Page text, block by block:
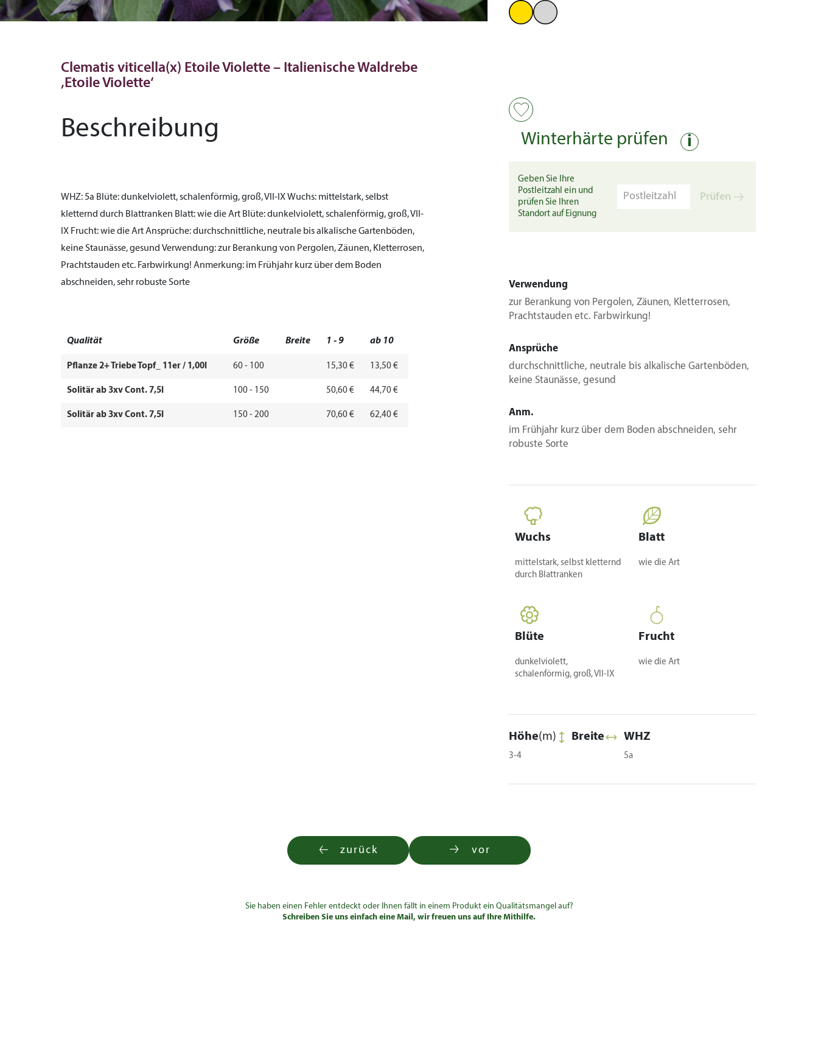
Clematis viticella(x) Etoile Violette – Italienische Waldrebe
‚Etoile Violette‘
Beschreibung
WHZ:5a Blüte:dunkelviolett, schalenförmig, groß, VII-IXWuchs: mittelstark, selbst
kletternd durch Blattranken Blatt:wie die Art Blüte:dunkelviolett, schalenförmig, groß, VII-
IX Frucht:wie die ArtAnsprüche:durchschnittliche, neutrale bis alkalische Gartenböden,
keine Staunässe, gesund Verwendung:zur Berankung von Pergolen, Zäunen, Kletterrosen,
Prachtstauden etc. Farbwirkung! Anmerkung: im Frühjahr kurz über dem Boden
abschneiden, sehr robuste Sorte
Qualität Größe Breite 1 - 9 ab 10
Pflanze 2+ Triebe Topf_ 11er / 1,00l 60 - 100 15,30 € 13,50 €
Solitär ab 3xv Cont. 7,5l 100 - 150 50,60 € 44,70 €
Solitär ab 3xv Cont. 7,5l 150 - 200 70,60 € 62,40 €
Winterhärte prüfen i
Geben Sie Ihre
Postleitzahl ein und
prüfen Sie Ihren
Standort auf Eignung
Prüfen
Verwendung
zur Berankung von Pergolen, Zäunen, Kletterrosen,
Prachtstauden etc. Farbwirkung!
Ansprüche
durchschnittliche, neutrale bis alkalische Gartenböden,
keine Staunässe, gesund
Anm.
im Frühjahr kurz über dem Boden abschneiden, sehr
robuste Sorte
Wuchs
mittelstark, selbst kletternd
durch Blattranken
Blatt
wie die Art
Blüte
dunkelviolett,
schalenförmig, groß, VII-IX
Frucht
wie die Art
Höhe(m)
3-4
Breite WHZ
5a
zurück vor
Sie haben einen Fehler entdeckt oder Ihnen fällt in einem Produkt ein Qualitätsmangel auf?
Schreiben Sie uns einfach eine Mail, wir freuen uns auf Ihre Mithilfe.